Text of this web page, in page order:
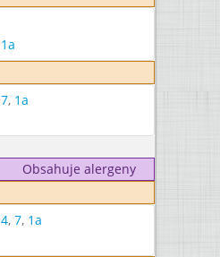
1a
7, 1a
Obsahuje alergeny
4, 7, 1a